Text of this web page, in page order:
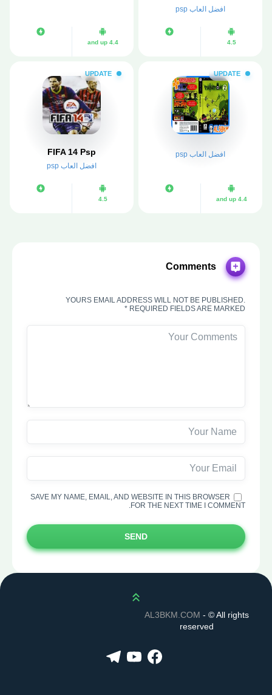
لمحاكي ppsspp
افضل العاب psp
4.5
4.4 and up
UPDATE
افضل العاب psp
4.4 and up
UPDATE
FIFA 14 Psp
افضل العاب psp
4.5
Comments
YOURS EMAIL ADDRESS WILL NOT BE PUBLISHED.
REQUIRED FIELDS ARE MARKED *
SAVE MY NAME, EMAIL, AND WEBSITE IN THIS BROWSER
FOR THE NEXT TIME I COMMENT.
SEND
Scroll up
AL3BKM.COM - ©All rights
reserved